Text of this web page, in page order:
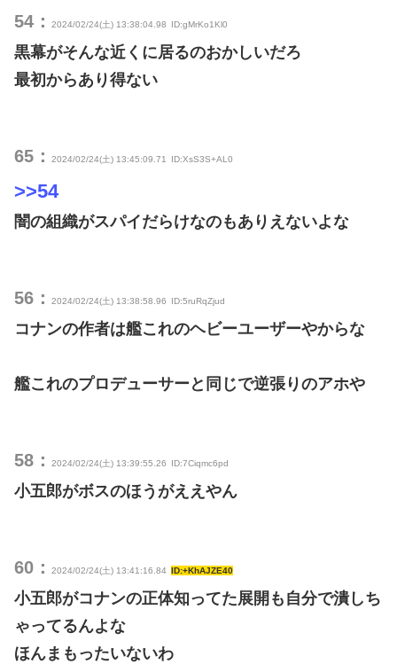
54： 2024/02/24(土) 13:38:04.98 ID:gMrKo1Kl0
黒幕がそんな近くに居るのおかしいだろ
最初からあり得ない
65： 2024/02/24(土) 13:45:09.71 ID:XsS3S+AL0
>>54
闇の組織がスパイだらけなのもありえないよな
56： 2024/02/24(土) 13:38:58.96 ID:5ruRqZjud
コナンの作者は艦これのヘビーユーザーやからな
艦これのプロデューサーと同じで逆張りのアホや
58： 2024/02/24(土) 13:39:55.26 ID:7Ciqmc6pd
小五郎がボスのほうがええやん
60： 2024/02/24(土) 13:41:16.84 ID:+KhAJZE40
小五郎がコナンの正体知ってた展開も自分で潰しち
ゃってるんよな
ほんまもったいないわ